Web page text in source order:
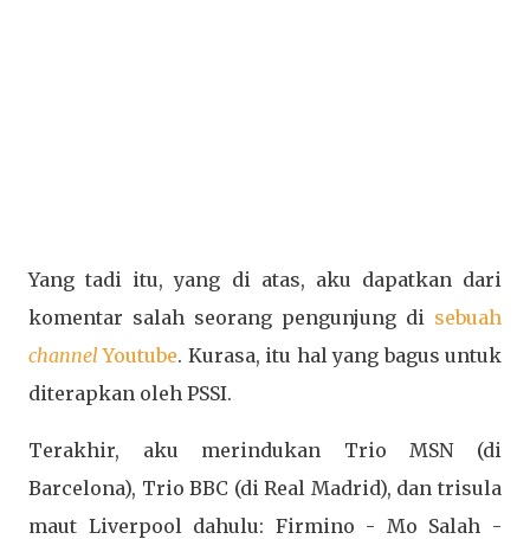
Yang tadi itu, yang di atas, aku dapatkan dari
komentar salah seorang pengunjung di sebuah
channel Youtube. Kurasa, itu hal yang bagus untuk
diterapkan oleh PSSI.
Terakhir, aku merindukan Trio MSN (di
Barcelona), Trio BBC (di Real Madrid), dan trisula
maut Liverpool dahulu: Firmino - Mo Salah -